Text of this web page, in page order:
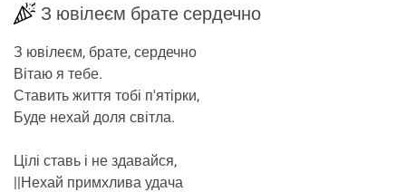
З ювілеєм брате сердечно
З ювілеєм, брате, сердечно
Вітаю я тебе.
Ставить життя тобі п'ятірки,
Буде нехай доля світла.
Цілі ставь і не здавайся,
||Нехай примхлива удача